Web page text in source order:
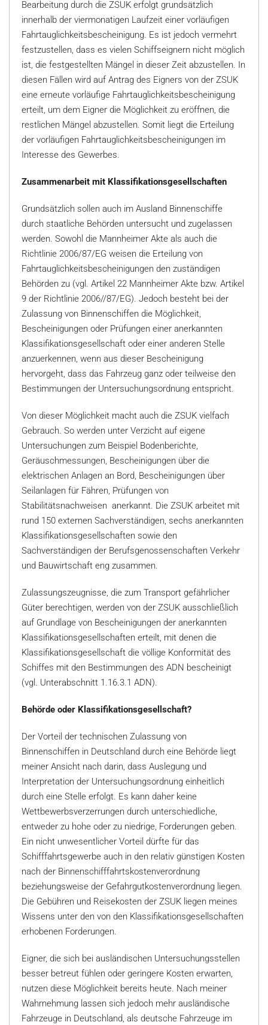
Bearbeitung durch die ZSUK erfolgt grundsätzlich
innerhalb der viermonatigen Laufzeit einer vorläufigen
Fahrtauglichkeitsbescheinigung. Es ist jedoch vermehrt
festzustellen, dass es vielen Schiffseignern nicht möglich
ist, die festgestellten Mängel in dieser Zeit abzustellen. In
diesen Fällen wird auf Antrag des Eigners von der ZSUK
eine erneute vorläufige Fahrtauglichkeitsbescheinigung
erteilt, um dem Eigner die Möglichkeit zu eröffnen, die
restlichen Mängel abzustellen. Somit liegt die Erteilung
der vorläufigen Fahrtauglichkeitsbescheinigungen im
Interesse des Gewerbes.
Zusammenarbeit mit Klassifikationsgesellschaften
Grundsätzlich sollen auch im Ausland Binnenschiffe
durch staatliche Behörden untersucht und zugelassen
werden. Sowohl die Mannheimer Akte als auch die
Richtlinie 2006/87/EG weisen die Erteilung von
Fahrtauglichkeitsbescheinigungen den zuständigen
Behörden zu (vgl. Artikel 22 Mannheimer Akte bzw. Artikel
9 der Richtlinie 2006//87/EG). Jedoch besteht bei der
Zulassung von Binnenschiffen die Möglichkeit,
Bescheinigungen oder Prüfungen einer anerkannten
Klassifikationsgesellschaft oder einer anderen Stelle
anzuerkennen, wenn aus dieser Bescheinigung
hervorgeht, dass das Fahrzeug ganz oder teilweise den
Bestimmungen der Untersuchungsordnung entspricht.
Von dieser Möglichkeit macht auch die ZSUK vielfach
Gebrauch. So werden unter Verzicht auf eigene
Untersuchungen zum Beispiel Bodenberichte,
Geräuschmessungen, Bescheinigungen über die
elektrischen Anlagen an Bord, Bescheinigungen über
Seilanlagen für Fähren, Prüfungen von
Stabilitätsnachweisen anerkannt. Die ZSUK arbeitet mit
rund 150 externen Sachverständigen, sechs anerkannten
Klassifikationsgesellschaften sowie den
Sachverständigen der Berufsgenossenschaften Verkehr
und Bauwirtschaft eng zusammen.
Zulassungszeugnisse, die zum Transport gefährlicher
Güter berechtigen, werden von der ZSUK ausschließlich
auf Grundlage von Bescheinigungen der anerkannten
Klassifikationsgesellschaften erteilt, mit denen die
Klassifikationsgesellschaft die völlige Konformität des
Schiffes mit den Bestimmungen des ADN bescheinigt
(vgl. Unterabschnitt 1.16.3.1 ADN).
Behörde oder Klassifikationsgesellschaft?
Der Vorteil der technischen Zulassung von
Binnenschiffen in Deutschland durch eine Behörde liegt
meiner Ansicht nach darin, dass Auslegung und
Interpretation der Untersuchungsordnung einheitlich
durch eine Stelle erfolgt. Es kann daher keine
Wettbewerbsverzerrungen durch unterschiedliche,
entweder zu hohe oder zu niedrige, Forderungen geben.
Ein nicht unwesentlicher Vorteil dürfte für das
Schifffahrtsgewerbe auch in den relativ günstigen Kosten
nach der Binnenschifffahrtskostenverordnung
beziehungsweise der Gefahrgutkostenverordnung liegen.
Die Gebühren und Reisekosten der ZSUK liegen meines
Wissens unter den von den Klassifikationsgesellschaften
erhobenen Forderungen.
Eigner, die sich bei ausländischen Untersuchungsstellen
besser betreut fühlen oder geringere Kosten erwarten,
nutzen diese Möglichkeit bereits heute. Nach meiner
Wahrnehmung lassen sich jedoch mehr ausländische
Fahrzeuge in Deutschland, als deutsche Fahrzeuge im